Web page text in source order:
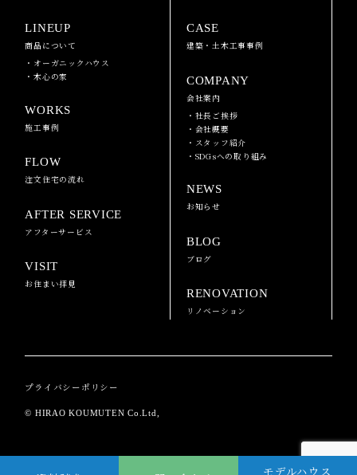
LINEUP
商品について
・オーガニックハウス
・木心の家
WORKS
施工事例
FLOW
注文住宅の流れ
AFTER SERVICE
アフターサービス
VISIT
お住まい拝見
CASE
建築・土木工事事例
COMPANY
会社案内
・社長ご挨拶
・会社概要
・スタッフ紹介
・SDGsへの取り組み
NEWS
お知らせ
BLOG
ブログ
RENOVATION
リノベーション
プライバシーポリシー
© HIRAO KOUMUTEN Co.Ltd,
モデルハウス